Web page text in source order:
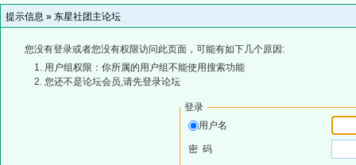
提示信息 » 东星社团主论坛
您没有登录或者您没有权限访问此页面，可能有如下几个原因:
用户组权限：你所属的用户组不能使用搜索功能
您还不是论坛会员,请先登录论坛
登录
用户名
密 码